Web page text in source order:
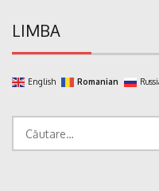
LIMBA
English Romanian